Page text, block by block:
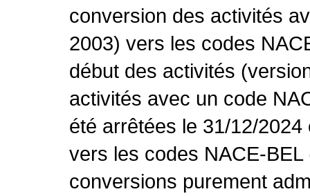
conversion des activités
2003) vers les codes
début des activités
activités avec un code
été arrêtées le 31/12/
vers les codes NACE-
conversions purement